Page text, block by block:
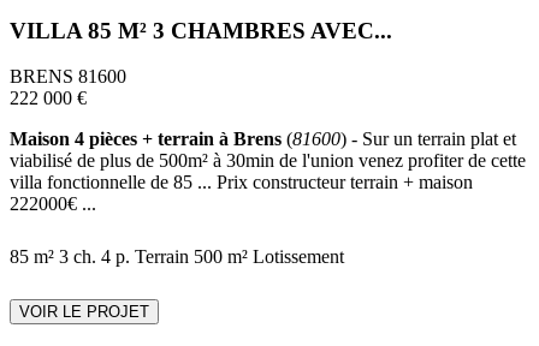
VILLA 85 M² 3 CHAMBRES AVEC...
BRENS 81600
222 000 €
Maison 4 pièces + terrain à Brens (81600) - Sur un terrain plat et
viabilisé de plus de 500m² à 30min de l'union venez profiter de cette
villa fonctionnelle de 85 ... Prix constructeur terrain + maison
222000€ ...
85 m² 3 ch. 4 p. Terrain 500 m² Lotissement
VOIR LE PROJET